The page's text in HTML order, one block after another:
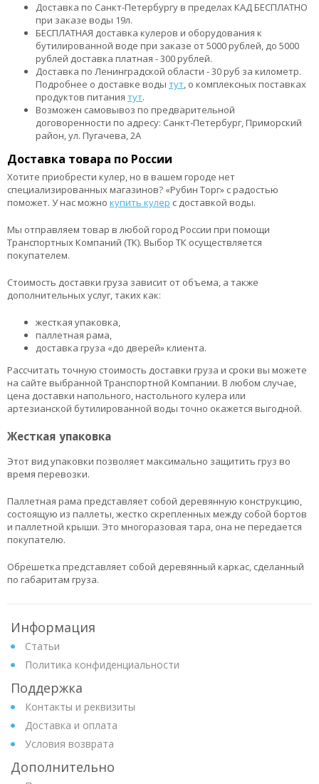
Доставка по Санкт-Петербургу в пределах КАД БЕСПЛАТНО
при заказе воды 19л.
БЕСПЛАТНАЯ доставка кулеров и оборудования к
бутилированной воде при заказе от 5000 рублей, до 5000
рублей доставка платная - 300 рублей.
Доставка по Ленинградской области - 30 руб за километр.
Подробнее о доставке воды тут, о комплексных поставках
продуктов питания тут.
Возможен самовывоз по предварительной
договоренности по адресу: Санкт-Петербург, Приморский
район, ул. Пугачева, 2А
Доставка товара по России
Хотите приобрести кулер, но в вашем городе нет
специализированных магазинов? «Рубин Торг» с радостью
поможет. У нас можно купить кулер с доставкой воды.
Мы отправляем товар в любой город России при помощи
Транспортных Компаний (ТК). Выбор ТК осуществляется
покупателем.
Стоимость доставки груза зависит от объема, а также
дополнительных услуг, таких как:
жесткая упаковка,
паллетная рама,
доставка груза «до дверей» клиента.
Рассчитать точную стоимость доставки груза и сроки вы можете
на сайте выбранной Транспортной Компании. В любом случае,
цена доставки напольного, настольного кулера или
артезианской бутилированной воды точно окажется выгодной.
Жесткая упаковка
Этот вид упаковки позволяет максимально защитить груз во
время перевозки.
Паллетная рама представляет собой деревянную конструкцию,
состоящую из паллеты, жестко скрепленных между собой бортов
и паллетной крыши. Это многоразовая тара, она не передается
покупателю.
Обрешетка представляет собой деревянный каркас, сделанный
по габаритам груза.
Информация
Статьи
Политика конфиденциальности
Поддержка
Контакты и реквизиты
Доставка и оплата
Условия возврата
Дополнительно